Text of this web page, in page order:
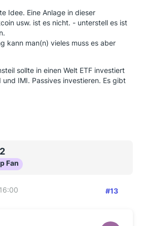
Idee. Eine Anlage in dieser
usw. ist es nicht. - unterstell es ist
kann man(n) vieles muss es aber
sollte in einen Welt ETF investiert
und IMI. Passives investieren. Es gibt
Fan
#13